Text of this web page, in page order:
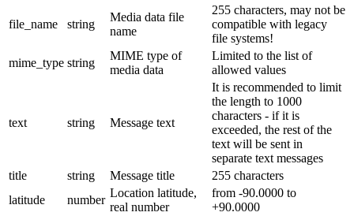
file_name string
Media data file
name
255 characters, may not be
compatible with legacy
file systems!
mime_type string
MIME type of
media data
Limited to the list of
allowed values
text string Message text
It is recommended to limit
the length to 1000
characters - if it is
exceeded, the rest of the
text will be sent in
separate text messages
title
string Message title
255 characters
latitude
number
Location latitude,
real number
from -90.0000 to
+90.0000